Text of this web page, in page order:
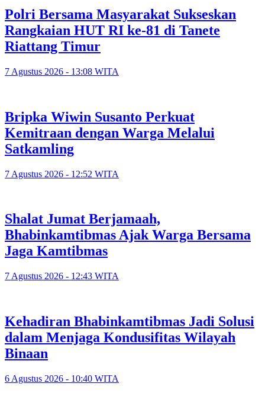
Polri Bersama Masyarakat Sukseskan
Rangkaian HUT RI ke-81 di Tanete
Riattang Timur
7 Agustus 2026 - 13:08 WITA
Bripka Wiwin Susanto Perkuat
Kemitraan dengan Warga Melalui
Satkamling
7 Agustus 2026 - 12:52 WITA
Shalat Jumat Berjamaah,
Bhabinkamtibmas Ajak Warga Bersama
Jaga Kamtibmas
7 Agustus 2026 - 12:43 WITA
Kehadiran Bhabinkamtibmas Jadi Solusi
dalam Menjaga Kondusifitas Wilayah
Binaan
6 Agustus 2026 - 10:40 WITA